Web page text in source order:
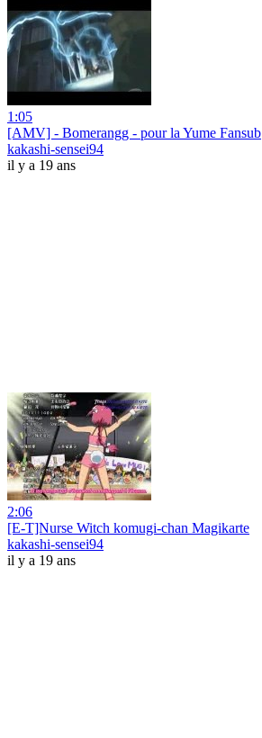
1:05
[AMV] - Bomerangg - pour la Yume Fansub
kakashi-sensei94
il y a 19 ans
2:06
[E-T]Nurse Witch komugi-chan Magikarte
kakashi-sensei94
il y a 19 ans